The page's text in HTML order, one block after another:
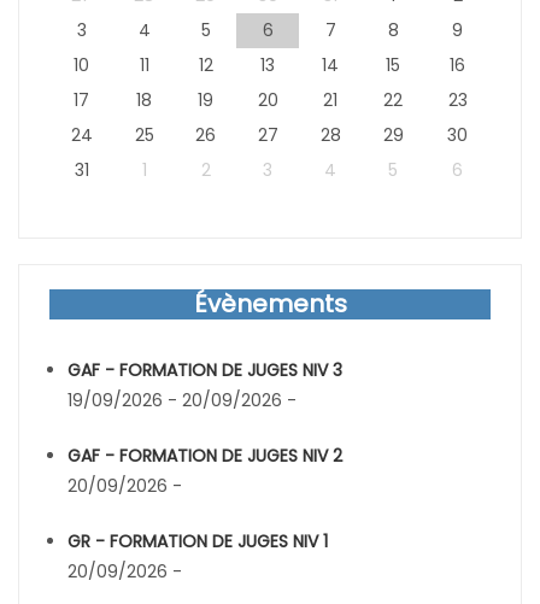
3
4 5 6 7 8
9
10
11 12 13 14 15
16
17
18 19 20 21 22
23
24
25 26 27 28 29
30
31
1 2 3 4 5 6
Évènements
GAF - FORMATION DE JUGES NIV 3
19/09/2026 - 20/09/2026 -
GAF - FORMATION DE JUGES NIV 2
20/09/2026 -
GR - FORMATION DE JUGES NIV 1
20/09/2026 -